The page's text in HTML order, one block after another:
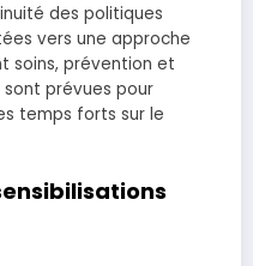
des politiques
vers une approche
soins, prévention et
prévues pour
temps forts sur le